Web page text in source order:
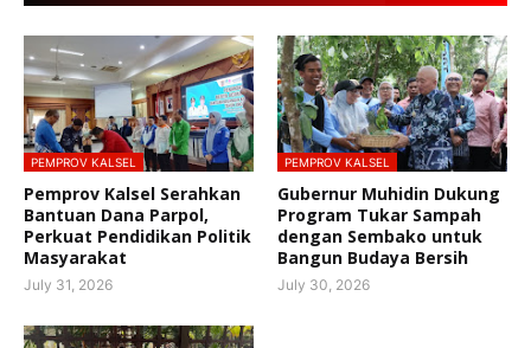
PEMPROV KALSEL
Pemprov Kalsel Serahkan
Bantuan Dana Parpol,
Perkuat Pendidikan Politik
Masyarakat
July 31, 2026
PEMPROV KALSEL
Gubernur Muhidin Dukung
Program Tukar Sampah
dengan Sembako untuk
Bangun Budaya Bersih
July 30, 2026